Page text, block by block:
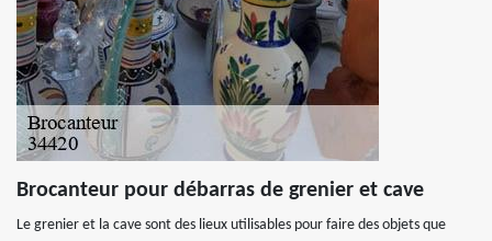
Brocanteur pour débarras de grenier et cave
Le grenier et la cave sont des lieux utilisables pour faire des objets que